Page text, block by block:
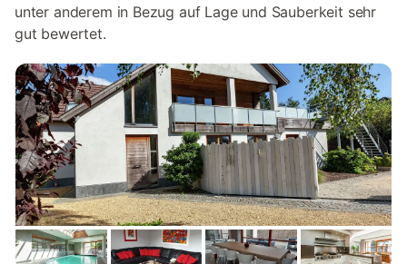
unter anderem in Bezug auf Lage und Sauberkeit sehr
gut bewertet.